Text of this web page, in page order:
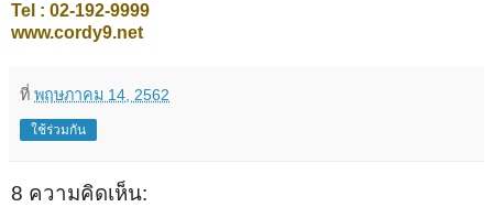
Tel : 02-192-9999
www.cordy9.net
ที่ พฤษภาคม 14, 2562
ใช้ร่วมกัน
8 ความคิดเห็น: